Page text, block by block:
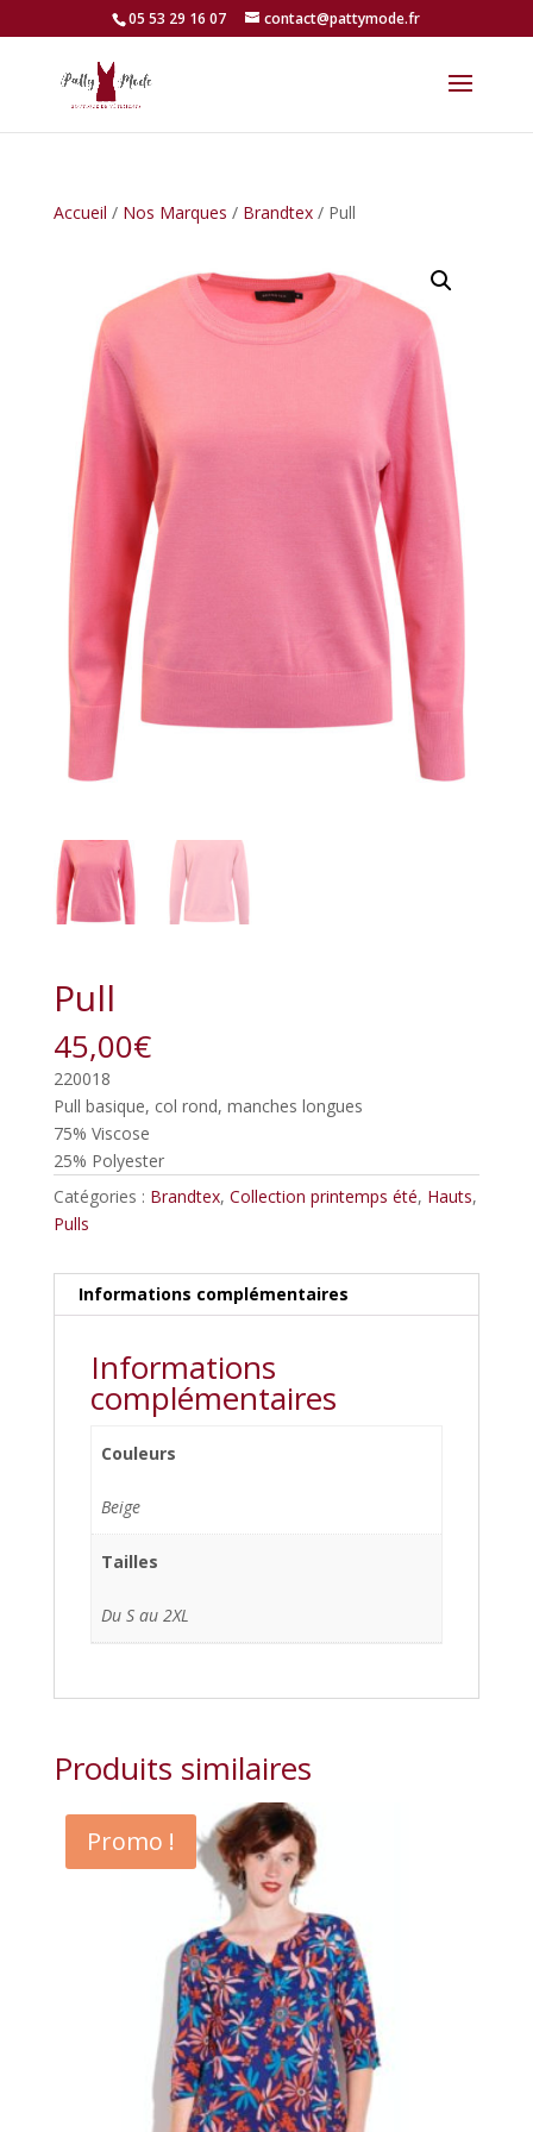
05 53 29 16 07 contact@pattymode.fr
Accueil / Nos Marques / Brandtex/ Pull
Pull
45,00€
220018
Pull basique, col rond, manches longues
75% Viscose
25% Polyester
Catégories : Brandtex, Collection printemps été, Hauts,
Pulls
Informations complémentaires
Informations
complémentaires
Couleurs
Beige
Tailles
Du S au 2XL
Produits similaires
Promo !